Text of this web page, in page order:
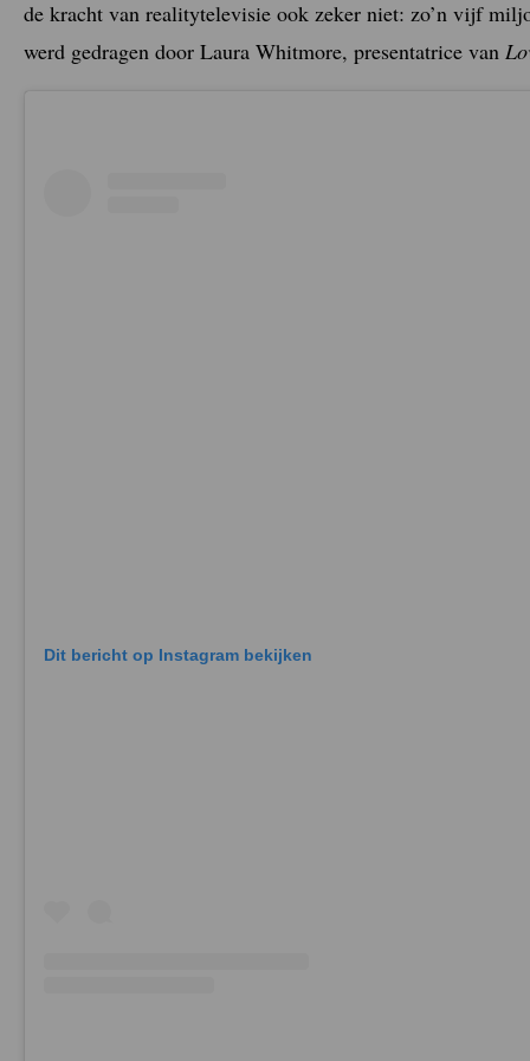
de kracht van realitytelevisie ook zeker niet: zo’n vijf
werd gedragen door Laura Whitmore, presentatrice van
Dit bericht op Instagram bekijken